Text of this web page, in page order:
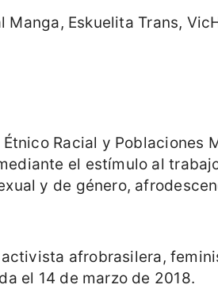
Eskuelita Trans,
Racial y Poblaciones
el estímulo al
y de género,
afrobrasilera,
el 14 de marzo de 2018.